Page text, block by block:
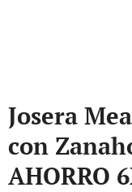
Josera
con
AHORRO